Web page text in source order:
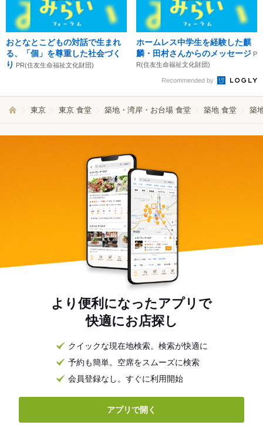
おとなとこどもの対話で生まれ
る、「個」を尊重した社会づく
り PR(住友生命福祉文化財団)
ホームレス中学生を経験した麒
麟・田村さんからのメッセージ P
R(住友生命福祉文化財団)
Recommended by
東京 東京 食堂 築地・湾岸・お台場 食堂 築地 食堂 築
より便利になったアプリで
快適にお店探し
クイックな現在地検索。検索が快適に
予約も簡単。空席をスムーズに検索
会員登録なし。すぐに利用開始
アプリで開く